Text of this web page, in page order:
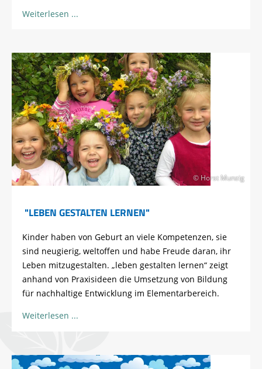
Weiterlesen
© Horst Munzig
"LEBEN GESTALTEN LERNEN"
Kinder haben von Geburt an viele Kompetenzen, sie
sind neugierig, weltoffen und habe Freude daran, ihr
Leben mitzugestalten. „leben gestalten lernen“ zeigt
anhand von Praxisideen die Umsetzung von Bildung
für nachhaltige Entwicklung im Elementarbereich.
Weiterlesen